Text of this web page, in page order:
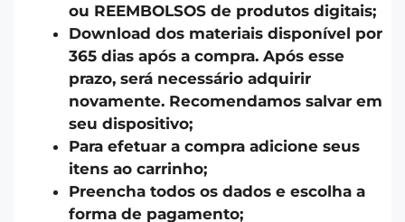
ou REEMBOLSOS de produtos digitais;
Download dos materiais disponível por
365 dias após a compra. Após esse
prazo, será necessário adquirir
novamente. Recomendamos salvar em
seu dispositivo;
Para efetuar a compra adicione seus
itens ao carrinho;
Preencha todos os dados e escolha a
forma de pagamento;